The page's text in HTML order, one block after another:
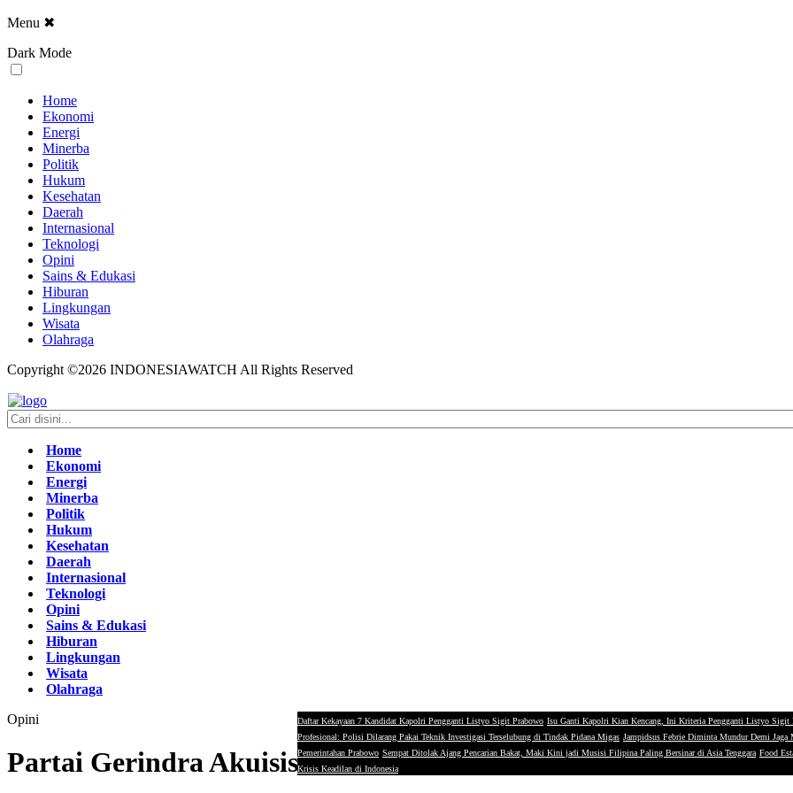
Menu ✖
Dark Mode
Home
Ekonomi
Energi
Minerba
Politik
Hukum
Kesehatan
Daerah
Internasional
Teknologi
Opini
Sains & Edukasi
Hiburan
Lingkungan
Wisata
Olahraga
Copyright ©2026 INDONESIAWATCH All Rights Reserved
Home
Ekonomi
Energi
Minerba
Politik
Hukum
Kesehatan
Daerah
Internasional
Teknologi
Opini
Sains & Edukasi
Hiburan
Lingkungan
Wisata
Olahraga
Daftar Kekayaan 7 Kandidat Kapolri Pengganti Listyo Sigit Prabowo Isu Ganti Kapolri Kian Kencang, Ini Kriteria Pengganti Listyo Sigit
Profesional: Polisi Dilarang Pakai Teknik Investigasi Terselubung di Tindak Pidana Migas Jampidsus Febrie Diminta Mundur Demi Jaga
Pemerintahan Prabowo Sempat Ditolak Ajang Pencarian Bakat, Maki Kini jadi Musisi Filipina Paling Bersinar di Asia Tenggara Food
Krisis Keadilan di Indonesia
Opini
Partai Gerindra Akuisisi Pertamina?